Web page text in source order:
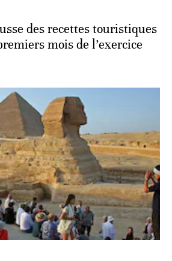
des recettes touristiques
mois de l’exercice